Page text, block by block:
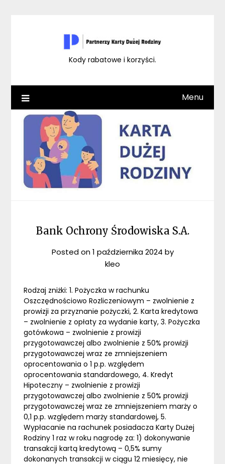
Kody rabatowe i korzyści.
Menu
Bank Ochrony Środowiska S.A.
Posted on1 października 2024 by
kleo
Rodzaj zniżki: 1. Pożyczka w rachunku
Oszczędnościowo Rozliczeniowym – zwolnienie z
prowizji za przyznanie pożyczki, 2. Karta kredytowa
– zwolnienie z opłaty za wydanie karty, 3. Pożyczka
gotówkowa – zwolnienie z prowizji
przygotowawczej albo zwolnienie z 50% prowizji
przygotowawczej wraz ze zmniejszeniem
oprocentowania o 1 p.p. względem
oprocentowania standardowego, 4. Kredyt
Hipoteczny – zwolnienie z prowizji
przygotowawczej albo zwolnienie z 50% prowizji
przygotowawczej wraz ze zmniejszeniem marży o
0,1 p.p. względem marży standardowej, 5.
Wypłacanie na rachunek posiadacza Karty Dużej
Rodziny 1 raz w roku nagrodę za: 1) dokonywanie
transakcji kartą kredytową – 0,5% sumy
dokonanych transakcji w ciągu 12 miesięcy, nie